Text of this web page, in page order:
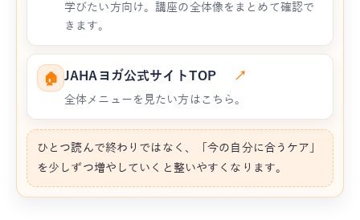
学びたい方向け。講座の全体像をまとめて確認で
きます。
🏠 JAHAヨガ公式サイトTOP ↗
全体メニューを見たい方はこちら。
ひとつ読んで終わりではなく、「今の自分に合うケア」
を少しずつ増やしていくと整いやすくなります。